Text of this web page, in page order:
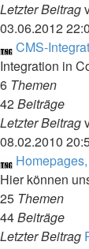
Letzter Beitrag
03.06.2012
CMS-
Integration in
6 Themen
42Beiträge
Letzter Beitrag
08.02.2010
Hier können
25 Themen
44Beiträge
Letzter Beitrag